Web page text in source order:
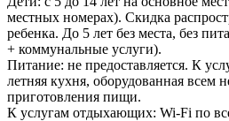
местных номерах). Скидка
ребенка. До 5 лет без места, без
+ коммунальные услуги).
Питание: не предоставляется. К
летняя кухня, оборудованная всем
приготовления пищи.
К услугам отдыхающих: Wi-Fi по